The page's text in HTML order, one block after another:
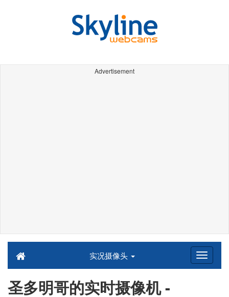
Advertisement
实况摄像头
圣多明哥的实时摄像机 -